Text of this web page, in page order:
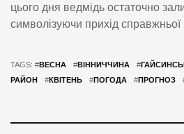
цього дня ведмідь остаточно
символізуючи прихід справжньої
TAGS: #ВЕСНА #ВІННИЧЧИНА #
РАЙОН
#КВІТЕНЬ #ПОГОДА #ПРОГНОЗ